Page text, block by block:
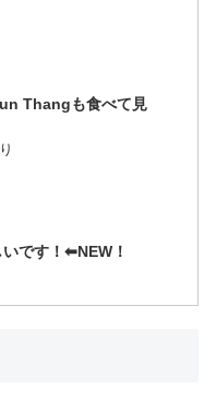
Thangも食べて見
です！⬅︎NEW！